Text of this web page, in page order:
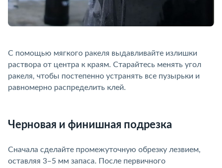
С помощью мягкого ракеля выдавливайте излишки
раствора от центра к краям. Старайтесь менять угол
ракеля, чтобы постепенно устранять все пузырьки и
равномерно распределить клей.
Черновая и финишная подрезка
Сначала сделайте промежуточную обрезку лезвием,
оставляя 3–5 мм запаса. После первичного